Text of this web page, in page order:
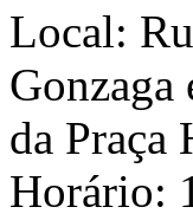
Local:
da Praça
Horário: